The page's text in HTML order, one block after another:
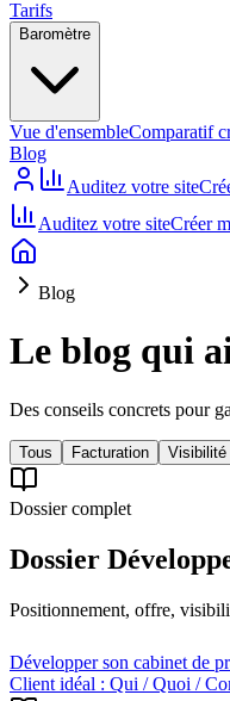
Tarifs
Baromètre
Vue d'ensembleComparatif
Blog
Auditez votre site
Auditez votre siteCréer
Blog
Le blog qui
Des conseils concrets pour
Tous Facturation Visibilité
Dossier complet
Dossier
Positionnement, offre,
Développer son cabinet de
Client idéal : Qui / Quoi /